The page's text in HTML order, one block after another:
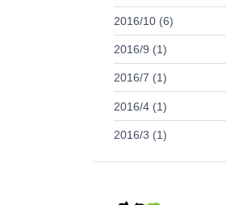
2016/10 (6)
2016/9 (1)
2016/7 (1)
2016/4 (1)
2016/3 (1)